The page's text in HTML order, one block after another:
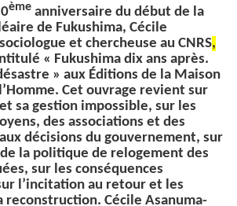
ème anniversaire du début de la
de Fukushima, Cécile
et chercheuse au CNRS,
« Fukushima dix ans après.
» aux Éditions de la Maison
Cet ouvrage revient sur
sa gestion impossible, sur les
des associations et des
décisions du gouvernement, sur
la politique de relogement des
sur les conséquences
l’incitation au retour et les
reconstruction. Cécile Asanuma-